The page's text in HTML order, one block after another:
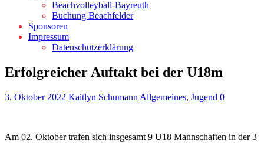
Beachvolleyball-Bayreuth
Buchung Beachfelder
Sponsoren
Impressum
Datenschutzerklärung
Erfolgreicher Auftakt bei der U18m
3. Oktober 2022 Kaitlyn Schumann Allgemeines, Jugend 0
Am 02. Oktober trafen sich insgesamt 9 U18 Mannschaften in der 3